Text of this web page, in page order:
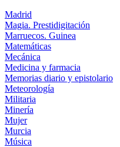
Madrid
Magia. Prestidigitación
Marruecos. Guinea
Matemáticas
Mecánica
Medicina y farmacia
Memorias diario y epistolario
Meteorología
Militaria
Minería
Mujer
Murcia
Música